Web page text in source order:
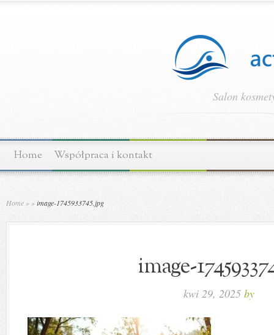
Salon
Home Współpraca i kontakt
Home » »image-1745933745.jpg
image-
kwi 29, 2025 by